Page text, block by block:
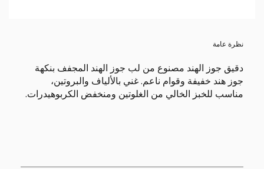
نظرة عامة
دقيق جوز الهند مصنوع من لب جوز الهند المجفف بنكهة
جوز هند خفيفة وقوام ناعم. غني بالألياف والبروتين،
مناسب للخبز الخالي من الغلوتين ومنخفض الكربوهيدرات.